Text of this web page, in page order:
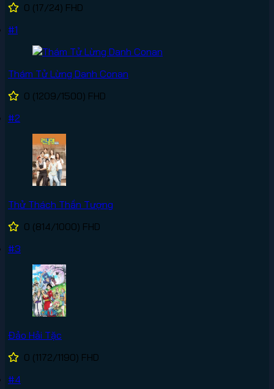
0 (17/24) FHD
#1
Thám Tử Lừng Danh Conan
0 (1209/1500) FHD
#2
Thử Thách Thần Tượng
0 (814/1000) FHD
#3
Đảo Hải Tặc
0 (1172/1190) FHD
#4